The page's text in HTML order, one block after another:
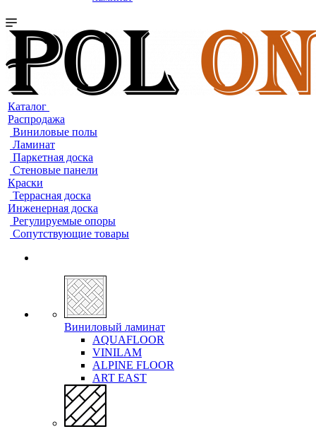
Каталог
Распродажа
Виниловые полы
Ламинат
Паркетная доска
Стеновые панели
Краски
Террасная доска
Инженерная доска
Регулируемые опоры
Сопутствующие товары
Виниловый ламинат
AQUAFLOOR
VINILAM
ALPINE FLOOR
ART EAST